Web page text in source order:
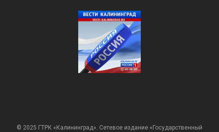
© 2025 ГТРК «Калининград». Сетевое издание «Государственный